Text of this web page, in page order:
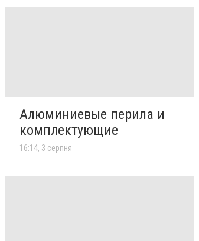
Алюминиевые перила и
комплектующие
16:14, 3 серпня